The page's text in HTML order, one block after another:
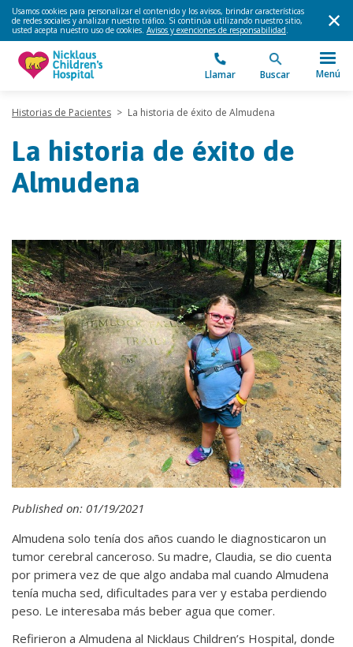
Usamos cookies para personalizar el contenido y los avisos, brindar características
de redes sociales y analizar nuestro tráfico. Si continúa utilizando nuestro sitio,
usted acepta nuestro uso de cookies. Avisos y exenciones de responsabilidad.
Llamar Buscar Menú
Historias de Pacientes > La historia de éxito de Almudena
La historia de éxito de
Almudena
Published on: 01/19/2021
Almudena solo tenía dos años cuando le diagnosticaron un
tumor cerebral canceroso. Su madre, Claudia, se dio cuenta
por primera vez de que algo andaba mal cuando Almudena
tenía mucha sed, dificultades para ver y estaba perdiendo
peso. Le interesaba más beber agua que comer.
Refirieron a Almudena al Nicklaus Children’s Hospital, donde